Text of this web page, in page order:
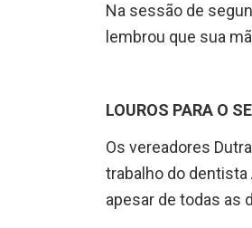
Na sessão de
lembrou que sua
LOUROS PARA O
Os vereadores
trabalho do dentista
apesar de todas as